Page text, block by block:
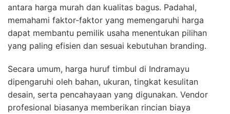
antara harga murah dan kualitas bagus. Padahal,
memahami faktor-faktor yang memengaruhi harga
dapat membantu pemilik usaha menentukan pilihan
yang paling efisien dan sesuai kebutuhan branding.
Secara umum, harga huruf timbul di Indramayu
dipengaruhi oleh bahan, ukuran, tingkat kesulitan
desain, serta pencahayaan yang digunakan. Vendor
profesional biasanya memberikan rincian biaya